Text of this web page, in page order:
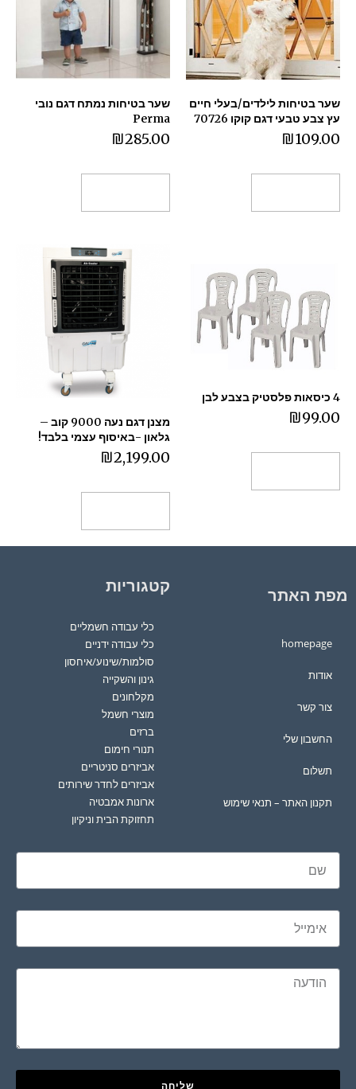
שער בטיחות לילדים/בעלי חיים
עץ צבע טבעי דגם קוקו 70726
₪109.00
שער בטיחות נמתח דגם נובי
Perma
₪285.00
4 כיסאות פלסטיק בצבע לבן
₪99.00
מצנן דגם נעה 9000 קוב –
גלאון -באיסוף עצמי בלבד!
₪2,199.00
מפת האתר
homepage
אודות
צור קשר
החשבון שלי
תשלום
תקנון האתר – תנאי שימוש
קטגוריות
כלי עבודה חשמליים
כלי עבודה ידניים
סולמות/שינוע/איחסון
גינון והשקייה
מקלחונים
מוצרי חשמל
ברזים
תנורי חימום
אביזרים סניטריים
אביזרים לחדר שירותים
ארונות אמבטיה
תחזוקת הבית וניקיון
שליחה